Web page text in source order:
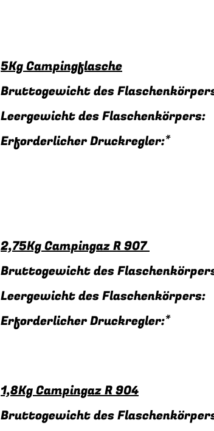
5Kg Campingflasche
Bruttogewicht des
Leergewicht des
Erforderlicher
2,75Kg Campingaz R 907
Bruttogewicht des
Leergewicht des
Erforderlicher
1,8Kg Campingaz R 904
Bruttogewicht des